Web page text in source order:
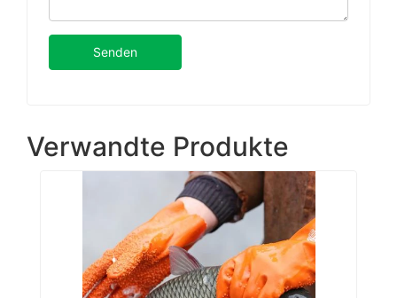
Senden
Verwandte Produkte